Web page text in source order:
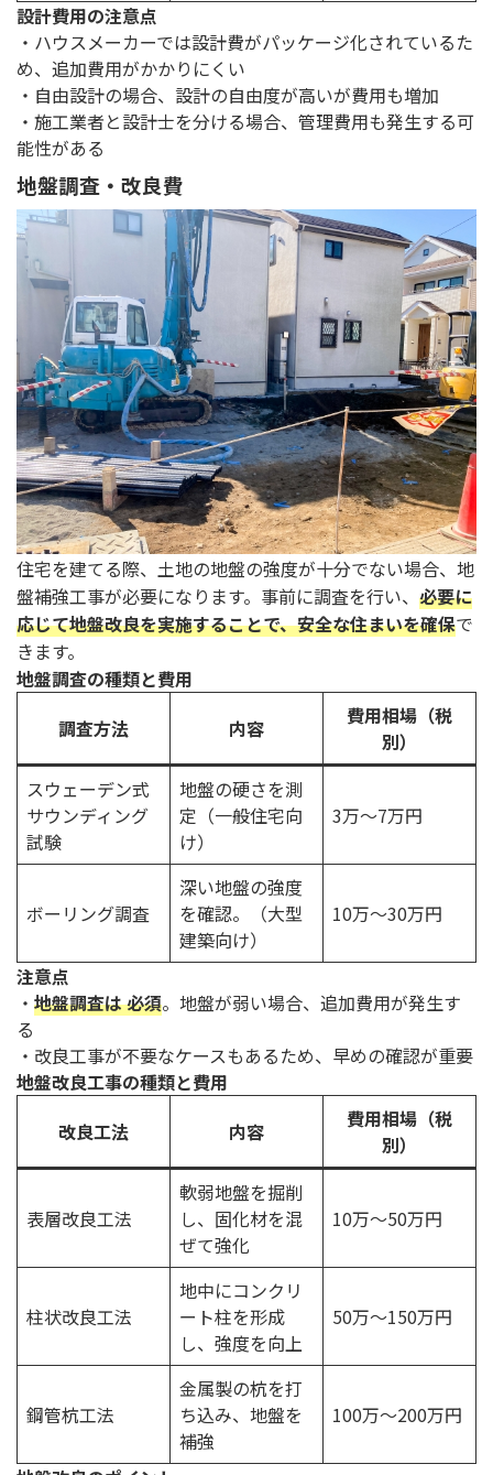
設計費用の注意点
・ハウスメーカーでは設計費がパッケージ化されているた
め、追加費用がかかりにくい
・自由設計の場合、設計の自由度が高いが費用も増加
・施工業者と設計士を分ける場合、管理費用も発生する可
能性がある
地盤調査・改良費
住宅を建てる際、土地の地盤の強度が十分でない場合、地
盤補強工事が必要になります。事前に調査を行い、 必要に
応じて地盤改良を実施することで、安全な住まいを確保で
きます。
地盤調査の種類と費用
調査方法
内容
費用相場（税
別）
スウェーデン式
サウンディング
試験
地盤の硬さを測
定（一般住宅向
け）
3万～7万円
ボーリング調査
深い地盤の強度
を確認。（大型
建築向け）
10万～30万円
注意点
・ 地盤調査は 必須。地盤が弱い場合、追加費用が発生す
る
・改良工事が不要なケースもあるため、早めの確認が重要
地盤改良工事の種類と費用
改良工法
内容 費用相場 （税
別）
表層改良工法
軟弱地盤を掘削
し、固化材を混
ぜて強化
10万～50万円
柱状改良工法
地中にコンクリ
ート柱を形成
し、強度を向上
50万～150万円
鋼管杭工法
金属製の杭を打
ち込み、地盤を
補強
100万～200万円